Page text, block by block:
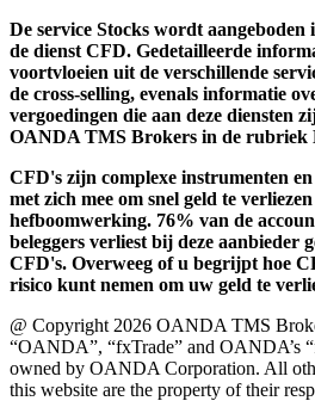
De service Stocks wordt aangeboden
de dienst CFD. Gedetailleerde
voortvloeien uit de verschillende
de cross-selling, evenals informatie
vergoedingen die aan deze diensten
OANDA TMS Brokers in de rubriek
CFD's zijn complexe instrumenten
met zich mee om snel geld te
hefboomwerking. 76% van de
beleggers verliest bij deze aanbieder
CFD's. Overweeg of u begrijpt hoe
risico kunt nemen om uw geld te
@ Copyright 2026 OANDA TMS
“OANDA”, “fxTrade” and OANDA’s
owned by OANDA Corporation. All
this website are the property of their